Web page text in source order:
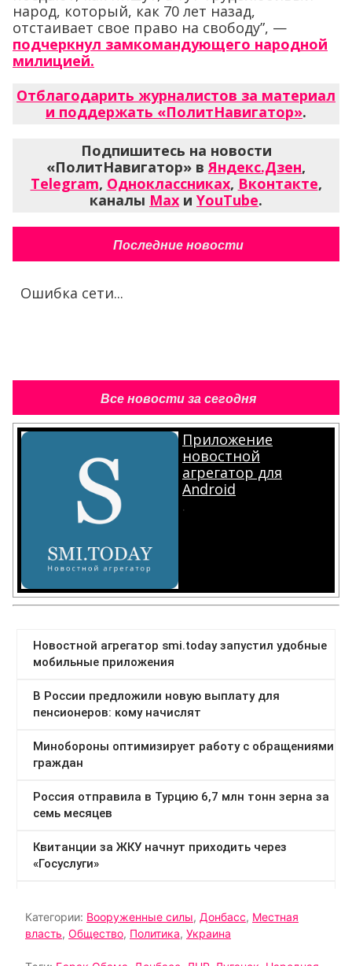
народ, который, как 70 лет назад,
отстаивает свое право на свободу”, —
подчеркнул замкомандующего народной
милицией.
Отблагодарить журналистов за материал
и поддержать «ПолитНавигатор».
Подпишитесь на новости
«ПолитНавигатор» вЯндекс.Дзен,
Telegram, Одноклассниках, Вконтакте,
каналы Max и YouTube.
Последние новости
Ошибка сети...
Все новости за сегодня
Приложение
новостной
агрегатор для
Android
.
Категории: Вооруженные силы, Донбасс, Местная
власть, Общество, Политика, Украина